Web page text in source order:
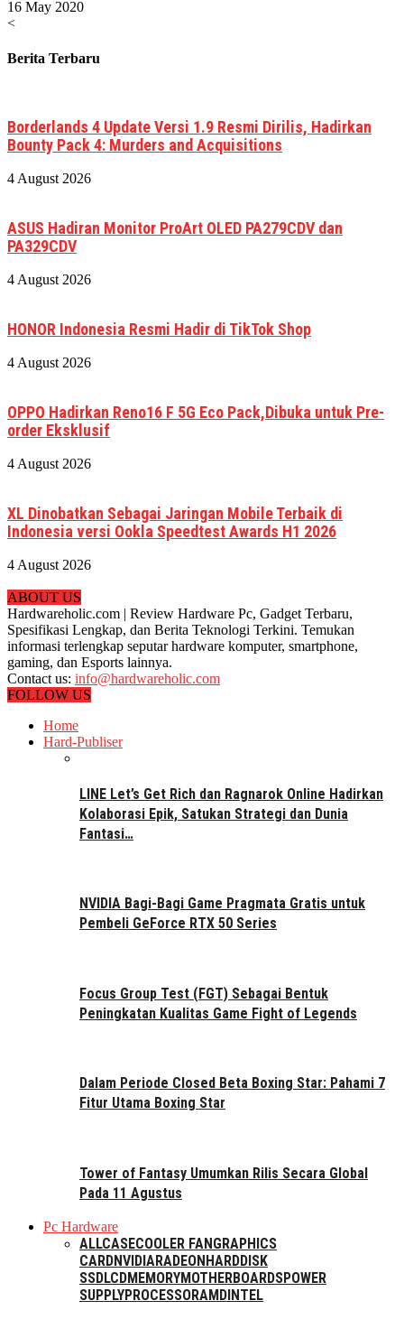
16 May 2020
<
Berita Terbaru
Borderlands 4 Update Versi 1.9 Resmi Dirilis, Hadirkan
Bounty Pack 4: Murders and Acquisitions
4 August 2026
ASUS Hadiran Monitor ProArt OLED PA279CDV dan
PA329CDV
4 August 2026
HONOR Indonesia Resmi Hadir di TikTok Shop
4 August 2026
OPPO Hadirkan Reno16 F 5G Eco Pack,Dibuka untuk Pre-
order Eksklusif
4 August 2026
XL Dinobatkan Sebagai Jaringan Mobile Terbaik di
Indonesia versi Ookla Speedtest Awards H1 2026
4 August 2026
ABOUT US
Hardwareholic.com | Review Hardware Pc, Gadget Terbaru,
Spesifikasi Lengkap, dan Berita Teknologi Terkini. Temukan
informasi terlengkap seputar hardware komputer, smartphone,
gaming, dan Esports lainnya.
Contact us: info@hardwareholic.com
FOLLOW US
Home
Hard-Publiser
LINE Let’s Get Rich dan Ragnarok Online Hadirkan
Kolaborasi Epik, Satukan Strategi dan Dunia
Fantasi…
NVIDIA Bagi-Bagi Game Pragmata Gratis untuk
Pembeli GeForce RTX 50 Series
Focus Group Test (FGT) Sebagai Bentuk
Peningkatan Kualitas Game Fight of Legends
Dalam Periode Closed Beta Boxing Star: Pahami 7
Fitur Utama Boxing Star
Tower of Fantasy Umumkan Rilis Secara Global
Pada 11 Agustus
Pc Hardware
ALLCASECOOLER FAN GRAPHICS
CARDNVIDIARADEON HARDDISK
SSDLCDMEMORYMOTHERBOARDSPOWER
SUPPLYPROCESSORAMD INTEL